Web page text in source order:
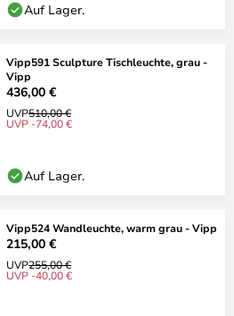
Auf Lager.
Vipp591 Sculpture Tischleuchte, grau -
Vipp
436,00 €
UVP510,00 €
UVP -74,00 €
Auf Lager.
Vipp524 Wandleuchte, warm grau - Vipp
215,00 €
UVP255,00 €
UVP -40,00 €